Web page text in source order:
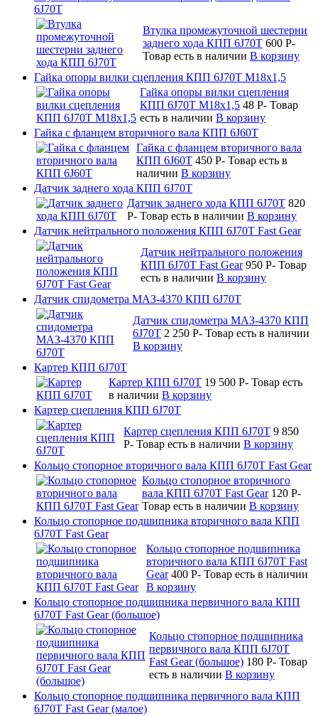
6J70T
Втулка промежуточной шестерни
заднего хода КПП 6J70T 600 P-
Товар есть в наличии В корзину
Гайка опоры вилки сцепления КПП 6J70T М18х1,5
Гайка опоры вилки сцепления
КПП 6J70T М18х1,5 48 P- Товар
есть в наличии В корзину
Гайка с фланцем вторичного вала КПП 6J60T
Гайка с фланцем вторичного вала
КПП 6J60T 450 P- Товар есть в
наличии В корзину
Датчик заднего хода КПП 6J70T
Датчик заднего хода КПП 6J70T 820
P- Товар есть в наличии В корзину
Датчик нейтрального положения КПП 6J70T Fast Gear
Датчик нейтрального положения
КПП 6J70T Fast Gear 950 P- Товар
есть в наличии В корзину
Датчик спидометра МАЗ-4370 КПП 6J70T
Датчик спидометра МАЗ-4370 КПП
6J70T 2 250 P- Товар есть в наличии
В корзину
Картер КПП 6J70T
Картер КПП 6J70T 19 500 P- Товар есть
в наличии В корзину
Картер сцепления КПП 6J70T
Картер сцепления КПП 6J70T 9 850
P- Товар есть в наличии В корзину
Кольцо стопорное вторичного вала КПП 6J70T Fast Gear
Кольцо стопорное вторичного
вала КПП 6J70T Fast Gear 120 P-
Товар есть в наличии В корзину
Кольцо стопорное подшипника вторичного вала КПП
6J70T Fast Gear
Кольцо стопорное подшипника
вторичного вала КПП 6J70T Fast
Gear 400 P- Товар есть в наличии
В корзину
Кольцо стопорное подшипника первичного вала КПП
6J70T Fast Gear (большое)
Кольцо стопорное подшипника
первичного вала КПП 6J70T
Fast Gear (большое) 180 P- Товар
есть в наличии В корзину
Кольцо стопорное подшипника первичного вала КПП
6J70T Fast Gear (малое)